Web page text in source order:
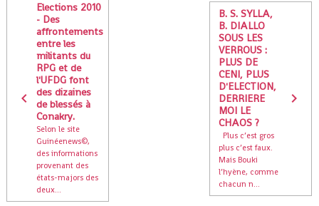
Elections 2010
- Des
affrontements
entre les
militants du
RPG et de
l'UFDG font
des dizaines
de blessés à
Conakry.
Selon le site
Guinéenews©,
des informations
provenant des
états-majors des
deux...
B. S. SYLLA,
B. DIALLO
SOUS LES
VERROUS :
PLUS DE
CENI, PLUS
D'ELECTION,
DERRIERE
MOI LE
CHAOS ?
Plus c’est gros
plus c’est faux.
Mais Bouki
l’hyène, comme
chacun n...